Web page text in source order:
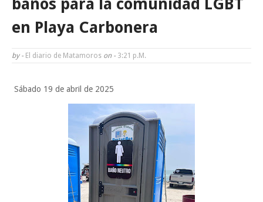
Disney reconoce a nivel mundial talento de estudiante de la UAT
Inicia el ayuntamiento pavimentación de la calle Ingenieros en la
Alberto Carrera Torres
Prepara la UAT el arranque del ciclo escolar Otoño 2026
A Tamaulipas…le llueve sobre mojado
baños para la comunidad LGBT
en Playa Carbonera
by - El diario de Matamoros on - 3:21 P.m.
Sábado 19 de abril de 2025